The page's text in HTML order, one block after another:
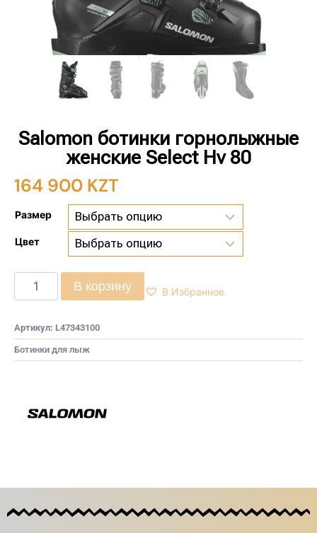
Salomon ботинки горнолыжные
женские Select Hv 80
164 900 KZT
Размер
Цвет
В корзину В Избранное
Артикул: L47343100
Ботинки для лыж